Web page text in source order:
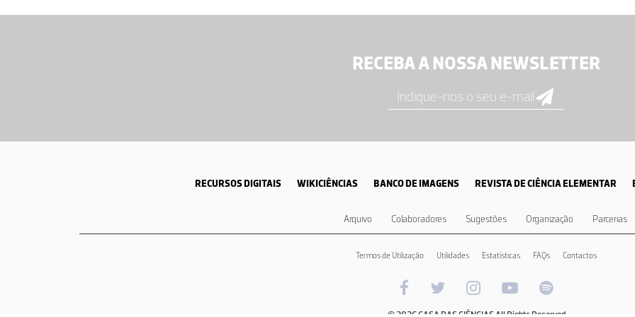
RECEBA A NOSSA NEWSLETTER
RECURSOS DIGITAIS WIKICIÊNCIAS BANCO DE IMAGENS REVISTA DE CIÊNCIA ELEMENTAR
Arquivo Colaboradores Sugestões Organização Parcerias
Termos de Utilização Utilidades Estatísticas FAQs Contactos
© 2026 CASA DAS CIÊNCIAS All Rights Reserved